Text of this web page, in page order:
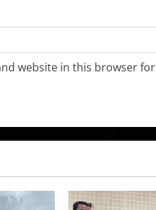
website in this browser